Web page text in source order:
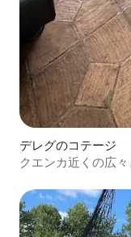
デレグのコテージ
クエンカ近くの広